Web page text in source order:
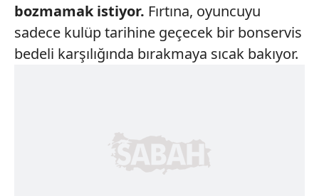
bozmamak istiyor. Fırtına, oyuncuyu
sadece kulüp tarihine geçecek bir bonservis
bedeli karşılığında bırakmaya sıcak bakıyor.